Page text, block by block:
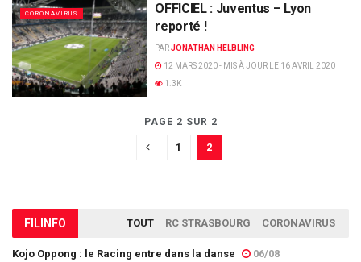
CORONAVIRUS
OFFICIEL : Juventus – Lyon
reporté !
PARJONATHAN HELBLING
12 MARS 2020 - MIS À JOUR LE 16 AVRIL 2020
1.3K
PAGE 2 SUR 2
1 2
FIL INFO TOUT RC STRASBOURG CORONAVIRUS
Kojo Oppong : le Racing entre dans la danse
06/08